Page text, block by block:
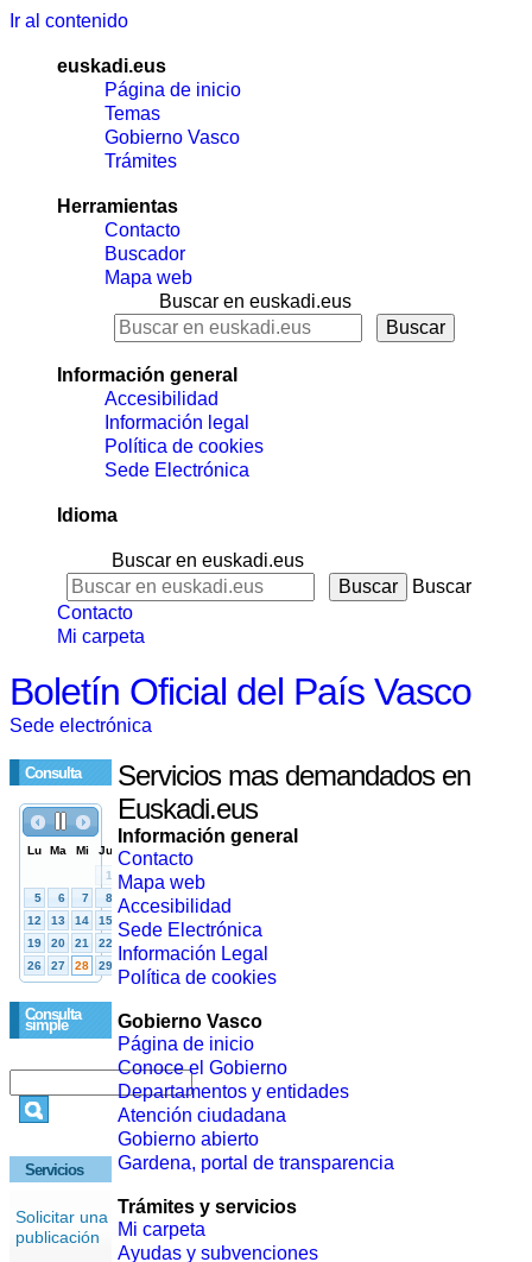
Ir al contenido
euskadi.eus
Página de inicio
Temas
Gobierno Vasco
Trámites
Herramientas
Contacto
Buscador
Mapa web
Buscar en euskadi.eus
Información general
Accesibilidad
Información legal
Política de cookies
Sede Electrónica
Idioma
Buscar en euskadi.eus
Buscar
Contacto
Mi carpeta
Boletín Oficial del País Vasco
Sede electrónica
Consulta
Consulta
simple
Servicios
Solicitar una
publicación
Servicios mas demandados en
Euskadi.eus
Información general
Contacto
Mapa web
Accesibilidad
Sede Electrónica
Información Legal
Política de cookies
Gobierno Vasco
Página de inicio
Conoce el Gobierno
Departamentos y entidades
Atención ciudadana
Gobierno abierto
Gardena, portal de transparencia
Trámites y servicios
Mi carpeta
Ayudas y subvenciones